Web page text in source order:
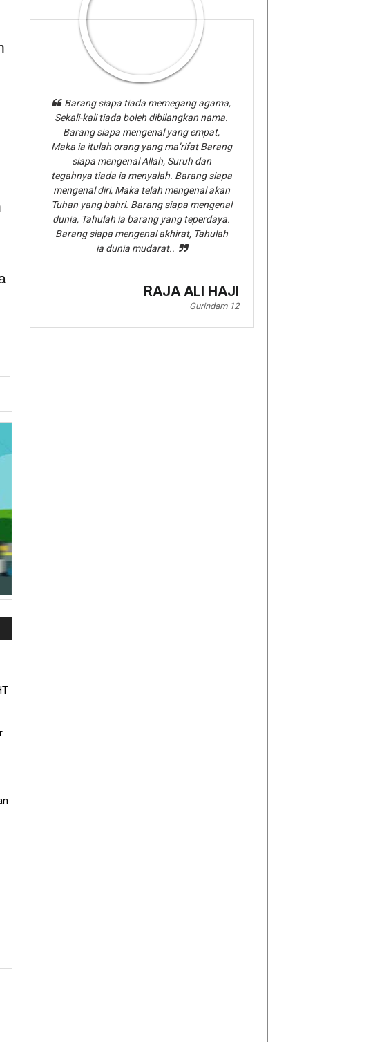
Barang siapa tiada memegang agama,
Sekali-kali tiada boleh dibilangkan nama.
Barang siapa mengenal yang empat,
Maka ia itulah orang yang ma’rifat Barang
siapa mengenal Allah, Suruh dan
tegahnya tiada ia menyalah. Barang siapa
mengenal diri, Maka telah mengenal akan
Tuhan yang bahri. Barang siapa mengenal
dunia, Tahulah ia barang yang teperdaya.
Barang siapa mengenal akhirat, Tahulah
ia dunia mudarat..
RAJA ALI HAJI
Gurindam 12